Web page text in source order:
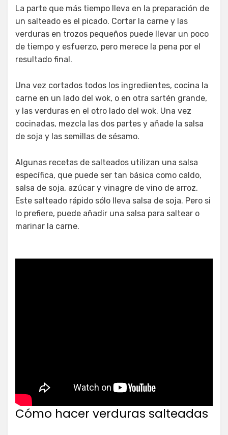
La parte que más tiempo lleva en la preparación de
un salteado es el picado. Cortar la carne y las
verduras en trozos pequeños puede llevar un poco
de tiempo y esfuerzo, pero merece la pena por el
resultado final.
Una vez cortados todos los ingredientes, cocina la
carne en un lado del wok, o en otra sartén grande,
y las verduras en el otro lado del wok. Una vez
cocinadas, mezcla las dos partes y añade la salsa
de soja y las semillas de sésamo.
Algunas recetas de salteados utilizan una salsa
específica, que puede ser tan básica como caldo,
salsa de soja, azúcar y vinagre de vino de arroz.
Este salteado rápido sólo lleva salsa de soja. Pero si
lo prefiere, puede añadir una salsa para saltear o
marinar la carne.
Cómo hacer verduras salteadas